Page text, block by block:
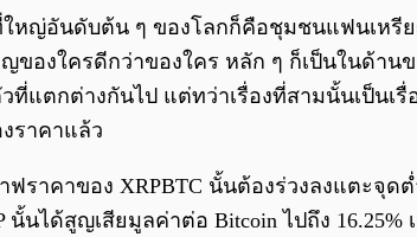
หญ่อันดับต้น ๆ ของโลกก็คือชุมชนแฟนเหรี
องใครดีกว่าของใคร หลัก ๆ ก็เป็นในด้าน
แตกต่างกันไป แต่ทว่าเรื่องที่สามนั้นเป็นเรื่
ราคาแล้ว
ราคาของ XRPBTC นั้นต้องร่วงลงแตะจุด
นได้สูญเสียมูลค่าต่อ Bitcoin ไปถึง 16.25%